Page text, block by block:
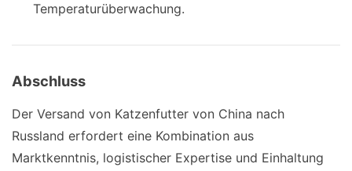
Temperaturüberwachung.
Abschluss
Der Versand von Katzenfutter von China nach
Russland erfordert eine Kombination aus
Marktkenntnis, logistischer Expertise und Einhaltung